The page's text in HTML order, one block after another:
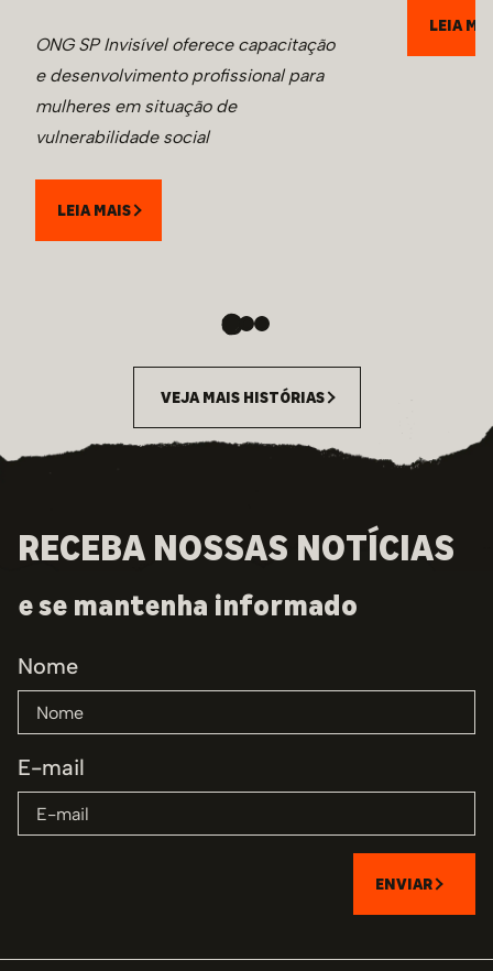
ONG SP Invisível oferece capacitação
e desenvolvimento profissional para
mulheres em situação de
vulnerabilidade social
LEIA MAIS
LEIA
VEJA MAIS HISTÓRIAS
RECEBA NOSSAS NOTÍCIAS
e se mantenha informado
Nome
E-mail
ENVIAR